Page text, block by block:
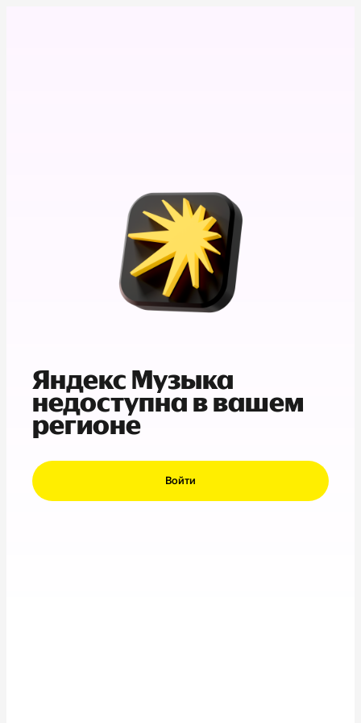
Яндекс Музыка
недоступна в вашем
регионе
Войти